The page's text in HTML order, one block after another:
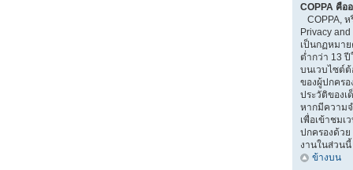
COPPA คือ
COPPA, ห
Privacy and
เป็นกฏหมา
ต่ำกว่า 13 ปี
บนเวบไซต์
ของผู้ปกคร
ประวัติของเ
หากมีความ
เพื่อเข้าชมเ
ปกครองด้วย
งานในส่วนนี้
ข้างบน